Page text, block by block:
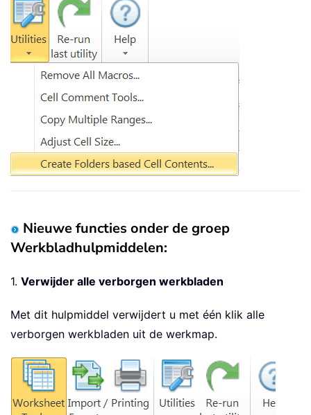
Nieuwe functies onder de groep
Werkbladhulpmiddelen:
1. Verwijder alle verborgen werkbladen
Met dit hulpmiddel verwijdert u met één klik alle
verborgen werkbladen uit de werkmap.